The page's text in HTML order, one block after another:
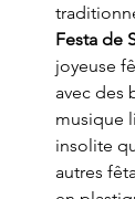
Festa de
joyeuse
avec des
musique
insolite
autres